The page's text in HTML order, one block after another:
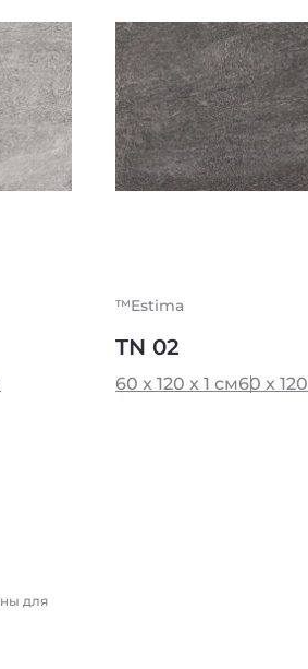
™Estima
TN 02
60 x 120 x 1 см60 x
для